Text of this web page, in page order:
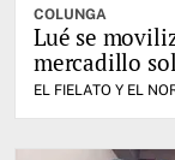
COLUNGA
Lué se
mercadillo
EL FIELATO Y EL